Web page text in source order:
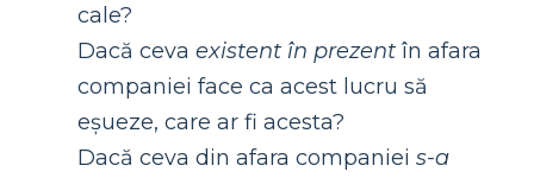
cale?
Dacă ceva existent în prezent în afara
companiei face ca acest lucru să
eșueze, care ar fi acesta?
Dacă ceva din afara companiei s-a